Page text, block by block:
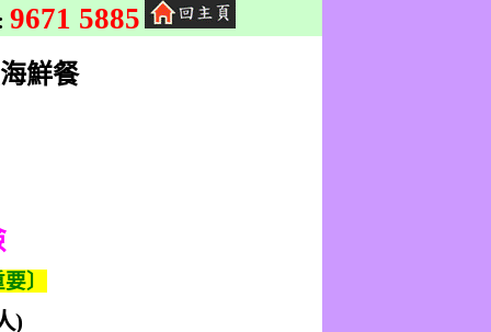
9671 5885
鮮餐
〕
)